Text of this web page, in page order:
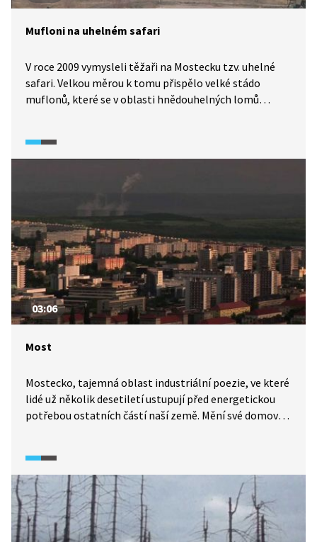
Mufloni na uhelném safari
V roce 2009 vymysleli těžaři na Mostecku tzv. uhelné
safari. Velkou měrou k tomu přispělo velké stádo
muflonů, které se v oblasti hnědouhelných lomů
prohlédnout také velké těžební stroje. Okolí tu díky
sami. Co všechno tu můžete vidět?
03:06
Most
Mostecko, tajemná oblast industriální poezie, ve které
lidé už několik desetiletí ustupují před energetickou
potřebou ostatních částí naší země. Mění své domovy,
město Most v 70. letech 20. století stavební stroje
srovnaly se zemí. Důvod byl prostý, nacházelo se
pod ním hnědé uhlí. V co se město proměnilo poté, co
si ho vzaly stavební stroje? A proč jeho zbourání
považují někteří lidé za kulturní zločin?